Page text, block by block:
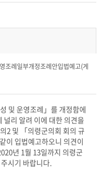
조례일부개정조례안입법예고(게
및 운영조례」를 개정함에
널리 알려 이에 대한 의견을
2 및 「의령군의회 회의 규
이 입법예고하오니 의견이
년 1월 13일까지 의령군
시기 바랍니다.